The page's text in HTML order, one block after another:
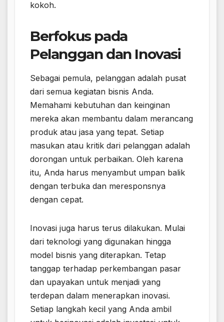
kokoh.
Berfokus pada
Pelanggan dan Inovasi
Sebagai pemula, pelanggan adalah pusat
dari semua kegiatan bisnis Anda.
Memahami kebutuhan dan keinginan
mereka akan membantu dalam merancang
produk atau jasa yang tepat. Setiap
masukan atau kritik dari pelanggan adalah
dorongan untuk perbaikan. Oleh karena
itu, Anda harus menyambut umpan balik
dengan terbuka dan meresponsnya
dengan cepat.
Inovasi juga harus terus dilakukan. Mulai
dari teknologi yang digunakan hingga
model bisnis yang diterapkan. Tetap
tanggap terhadap perkembangan pasar
dan upayakan untuk menjadi yang
terdepan dalam menerapkan inovasi.
Setiap langkah kecil yang Anda ambil